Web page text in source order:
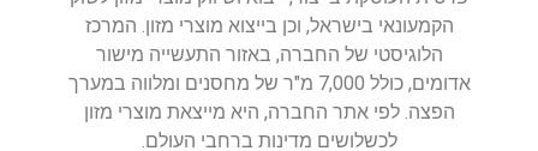
הקמעונאי בישראל, וכן בייצוא מוצרי מזון. המרכז
הלוגיסטי של החברה, באזור התעשייה מישור
אדומים, כולל 7,000 מ"ר של מחסנים ומלווה במערך
הפצה. לפי אתר החברה, היא מייצאת מוצרי מזון
לכשלושים מדינות ברחבי העולם.